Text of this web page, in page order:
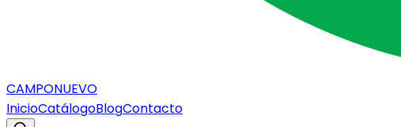
CAMPONUEVO
InicioCatálogoBlogContacto